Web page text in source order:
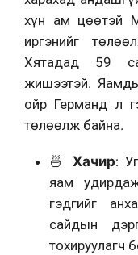
хүн ам цөөтэй
иргэнийг
Хятадад 59
жишээтэй.
ойр Германд л
төлөөлж байна.
🍜 Хачир:
яам
гэдгийг
сайдын
тохируулагч